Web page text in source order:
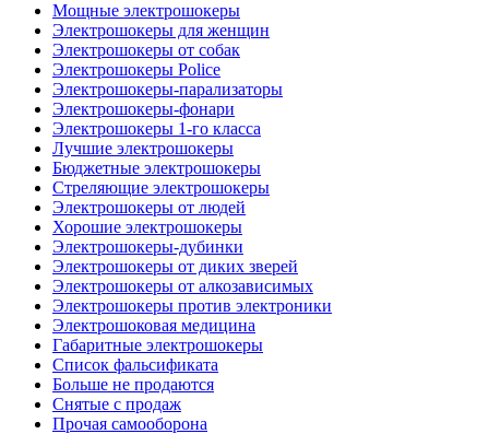
Мощные электрошокеры
Электрошокеры для женщин
Электрошокеры от собак
Электрошокеры Police
Электрошокеры-парализаторы
Электрошокеры-фонари
Электрошокеры 1-го класса
Лучшие электрошокеры
Бюджетные электрошокеры
Стреляющие электрошокеры
Электрошокеры от людей
Хорошие электрошокеры
Электрошокеры-дубинки
Электрошокеры от диких зверей
Электрошокеры от алкозависимых
Электрошокеры против электроники
Электрошоковая медицина
Габаритные электрошокеры
Список фальсификата
Больше не продаются
Снятые с продаж
Прочая самооборона